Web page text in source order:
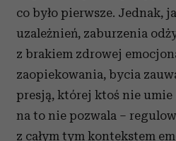
co było pierwsze. Jednak,
uzależnień, zaburzenia
z brakiem zdrowej
zaopiekowania, bycia
presją, której ktoś nie
na to nie pozwala –
z całym tym kontekstem